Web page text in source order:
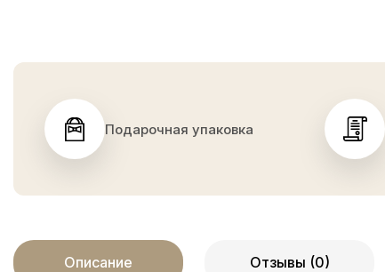
Подарочная упаковка
Описание Отзывы (0)